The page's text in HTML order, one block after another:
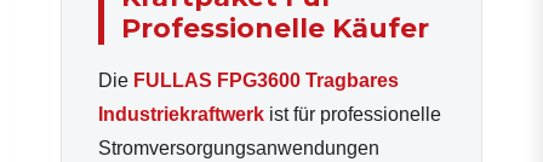
Professionelle Käufer
Die FULLAS FPG3600 Tragbares
Industriekraftwerk ist für professionelle
Stromversorgungsanwendungen